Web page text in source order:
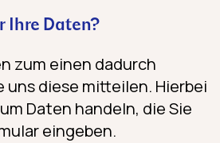
Ihre Daten?
zum einen dadurch
uns diese mitteilen. Hierbei
Daten handeln, die Sie
eingeben.